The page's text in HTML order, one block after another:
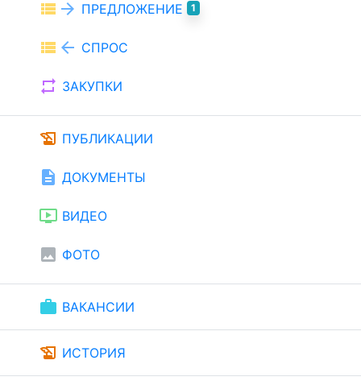
view_list arrow_forward ПРЕДЛОЖЕНИЕ 1
view_list arrow_back СПРОС
repeat ЗАКУПКИ
history_edu ПУБЛИКАЦИИ
description ДОКУМЕНТЫ
ondemand_video ВИДЕО
image ФОТО
work ВАКАНСИИ
history_edu ИСТОРИЯ